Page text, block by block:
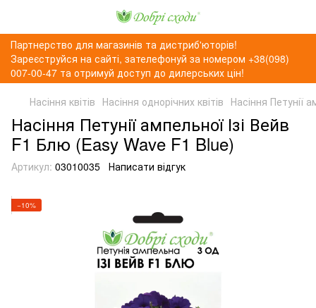
Партнерство для магазинів та дистриб'юторів!
Зареєструйся на сайті, зателефонуй за номером +38(098)
007-00-47 та отримуй доступ до дилерських цін!
Насіння квітів Насіння однорічних квітів Насіння Петунії
Насіння Петунії ампельної Ізі Вейв
F1 Блю (Easy Wave F1 Blue)
Артикул: 03010035 Написати відгук
−10%